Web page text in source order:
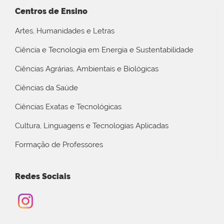
Centros de Ensino
Artes, Humanidades e Letras
Ciência e Tecnologia em Energia e Sustentabilidade
Ciências Agrárias, Ambientais e Biológicas
Ciências da Saúde
Ciências Exatas e Tecnológicas
Cultura, Linguagens e Tecnologias Aplicadas
Formação de Professores
Redes Sociais